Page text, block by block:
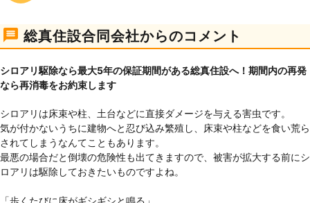
総真住設合同会社からのコメント
シロアリ駆除なら最大5年の保証期間がある総真住設へ！期間内の再発
なら再消毒をお約束します
シロアリは床束や柱、土台などに直接ダメージを与える害虫です。
気が付かないうちに建物へと忍び込み繁殖し、床束や柱などを食い荒ら
されてしまうなんてこともあります。
最悪の場合だと倒壊の危険性も出てきますので、被害が拡大する前にシ
ロアリは駆除しておきたいものですよね。
「歩くたびに床がギシギシと鳴る」